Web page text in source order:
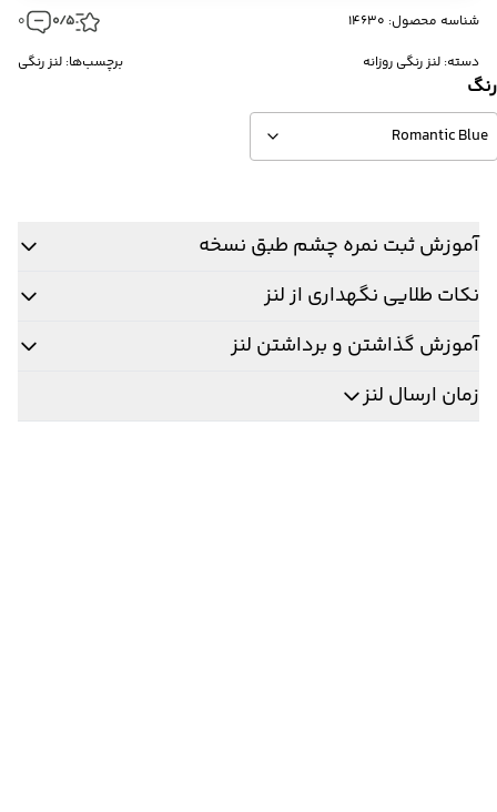
شناسه محصول: 14630 0/5
0
دسته: لنز رنگی روزانه برچسب‌ها: لنز رنگی
رنگ
آموزش ثبت نمره چشم طبق نسخه
نکات طلایی نگهداری از لنز
آموزش گذاشتن و برداشتن لنز
زمان ارسال لنز